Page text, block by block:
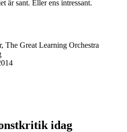
är sant. Eller ens intressant.
The Great Learning Orchestra
idag